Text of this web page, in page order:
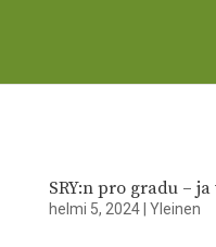
SRY:n pro gradu –
helmi 5, 2024| Yleinen